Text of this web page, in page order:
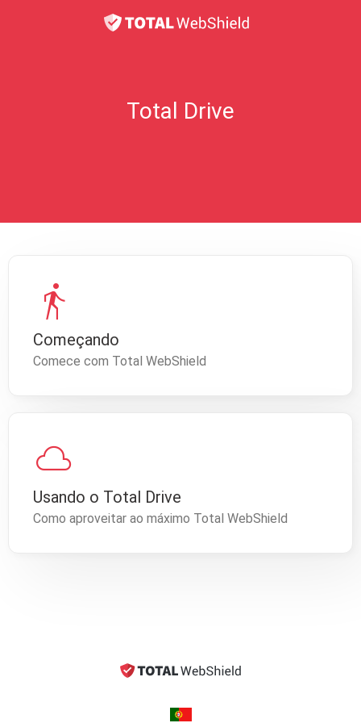
Total Drive
directions_walk
Começando
Comece com Total WebShield
cloud
Usando o Total Drive
Como aproveitar ao máximo Total WebShield